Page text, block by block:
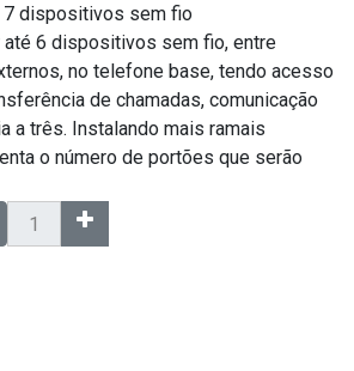
7 dispositivos sem fio
6 dispositivos sem fio, entre
no telefone base, tendo acesso
de chamadas, comunicação
a três. Instalando mais ramais
o número de portões que serão